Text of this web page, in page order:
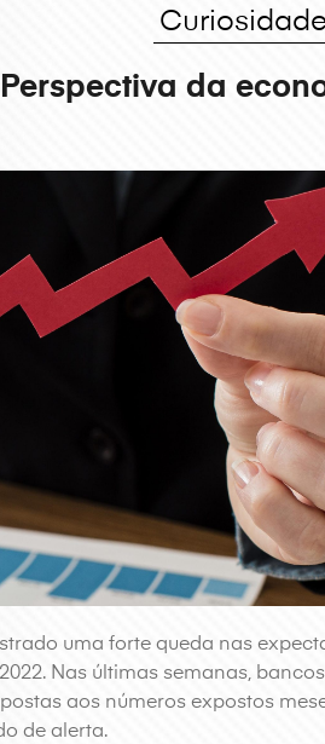
Perspectiva da
uma forte queda nas
Nas últimas semanas,
aos números expostos
de alerta.